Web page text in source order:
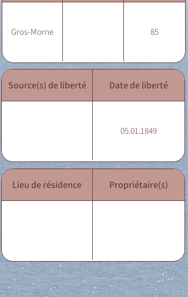
Gros-Morne 85
Source(s) de liberté Date de liberté
05.01.1849
Lieu de résidence Propriétaire(s)